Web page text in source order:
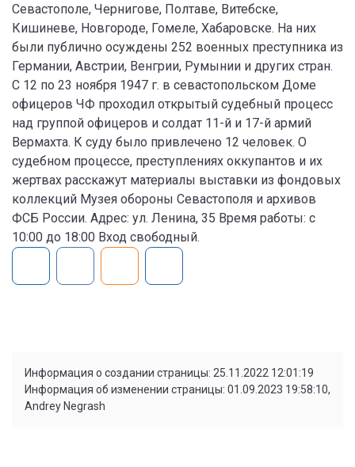
Севастополе, Чернигове, Полтаве, Витебске,
Кишиневе, Новгороде, Гомеле, Хабаровске. На них
были публично осуждены 252 военных преступника из
Германии, Австрии, Венгрии, Румынии и других стран.
С 12 по 23 ноября 1947 г. в севастопольском Доме
офицеров ЧФ проходил открытый судебный процесс
над группой офицеров и солдат 11-й и 17-й армий
Вермахта. К суду было привлечено 12 человек. О
судебном процессе, преступлениях оккупантов и их
жертвах расскажут материалы выставки из фондовых
коллекций Музея обороны Севастополя и архивов
ФСБ России. Адрес: ул. Ленина, 35 Время работы: с
10:00 до 18:00 Вход свободный.
Информация о создании страницы: 25.11.2022 12:01:19
Информация об изменении страницы: 01.09.2023 19:58:10,
Andrey Negrash